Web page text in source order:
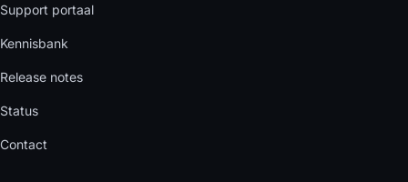
Support portaal
Kennisbank
Release notes
Status
Contact